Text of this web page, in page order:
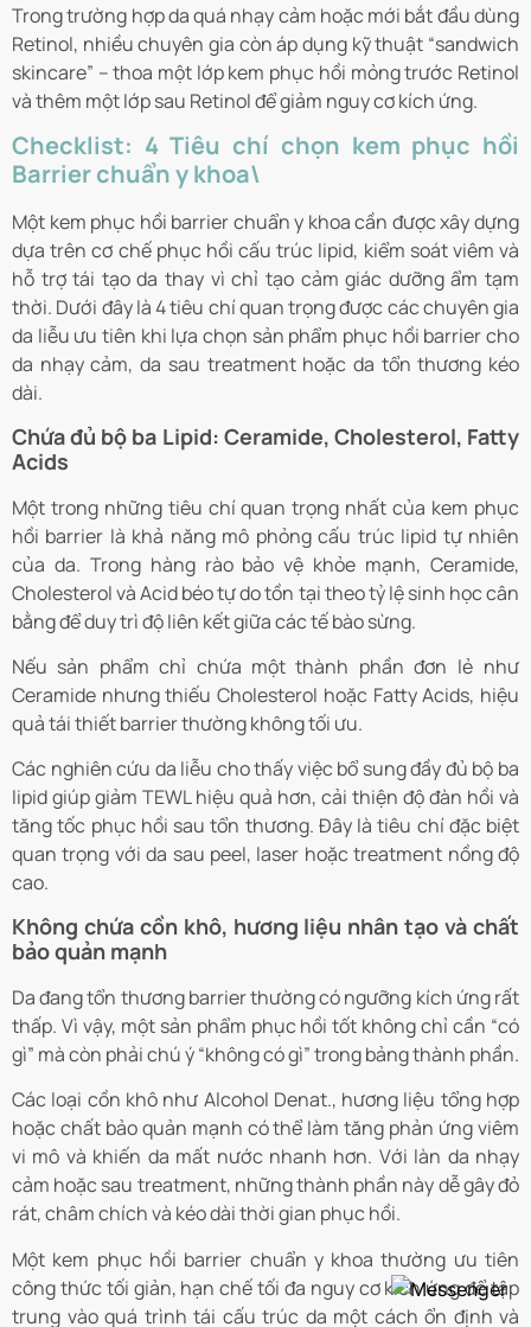
Trong trường hợp da quá nhạy cảm hoặc mới bắt đầu dùng
Retinol, nhiều chuyên gia còn áp dụng kỹ thuật “sandwich
skincare” – thoa một lớp kem phục hồi mỏng trước Retinol
và thêm một lớp sau Retinol để giảm nguy cơ kích ứng.
Checklist: 4 Tiêu chí chọn kem phục hồi
Barrier chuẩn y khoa\
Một kem phục hồi barrier chuẩn y khoa cần được xây dựng
dựa trên cơ chế phục hồi cấu trúc lipid, kiểm soát viêm và
hỗ trợ tái tạo da thay vì chỉ tạo cảm giác dưỡng ẩm tạm
thời. Dưới đây là 4 tiêu chí quan trọng được các chuyên gia
da liễu ưu tiên khi lựa chọn sản phẩm phục hồi barrier cho
da nhạy cảm, da sau treatment hoặc da tổn thương kéo
dài.
Chứa đủ bộ ba Lipid: Ceramide, Cholesterol, Fatty
Acids
Một trong những tiêu chí quan trọng nhất của kem phục
hồi barrier là khả năng mô phỏng cấu trúc lipid tự nhiên
của da. Trong hàng rào bảo vệ khỏe mạnh, Ceramide,
Cholesterol và Acid béo tự do tồn tại theo tỷ lệ sinh học cân
bằng để duy trì độ liên kết giữa các tế bào sừng.
Nếu sản phẩm chỉ chứa một thành phần đơn lẻ như
Ceramide nhưng thiếu Cholesterol hoặc Fatty Acids, hiệu
quả tái thiết barrier thường không tối ưu.
Các nghiên cứu da liễu cho thấy việc bổ sung đầy đủ bộ ba
lipid giúp giảm TEWL hiệu quả hơn, cải thiện độ đàn hồi và
tăng tốc phục hồi sau tổn thương. Đây là tiêu chí đặc biệt
quan trọng với da sau peel, laser hoặc treatment nồng độ
cao.
Không chứa cồn khô, hương liệu nhân tạo và chất
bảo quản mạnh
Da đang tổn thương barrier thường có ngưỡng kích ứng rất
thấp. Vì vậy, một sản phẩm phục hồi tốt không chỉ cần “có
gì” mà còn phải chú ý “không có gì” trong bảng thành phần.
Các loại cồn khô như Alcohol Denat., hương liệu tổng hợp
hoặc chất bảo quản mạnh có thể làm tăng phản ứng viêm
vi mô và khiến da mất nước nhanh hơn. Với làn da nhạy
cảm hoặc sau treatment, những thành phần này dễ gây đỏ
rát, châm chích và kéo dài thời gian phục hồi.
Một kem phục hồi barrier chuẩn y khoa thường ưu tiên
công thức tối giản, hạn chế tối đa nguy cơ kích ứng để tập
trung vào quá trình tái cấu trúc da một cách ổn định và